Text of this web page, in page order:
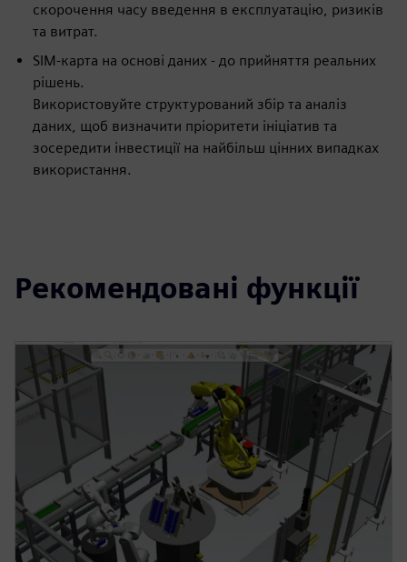
скорочення часу введення в експлуатацію, ризиків
та витрат.
SIM-карта на основі даних - до прийняття реальних
рішень.
Використовуйте структурований збір та аналіз
даних, щоб визначити пріоритети ініціатив та
зосередити інвестиції на найбільш цінних випадках
використання.
Рекомендовані функції